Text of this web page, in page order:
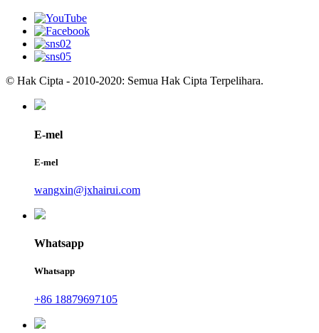
© Hak Cipta - 2010-2020: Semua Hak Cipta Terpelihara.
E-mel
E-mel
wangxin@jxhairui.com
Whatsapp
Whatsapp
+86 18879697105